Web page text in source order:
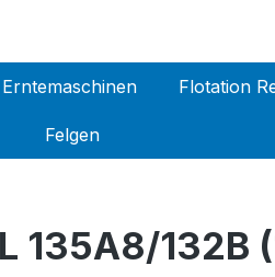
Erntemaschinen Flotation
Felgen
135A8/132B